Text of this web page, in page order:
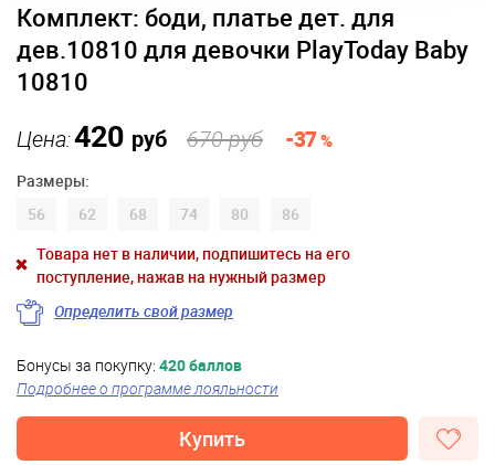
Комплект: боди, платье дет. для
дев.10810 для девочки PlayToday Baby
10810
Цена:420 руб 670 руб -37%
Размеры:
56
62 68 74 80
86
Товара нет в наличии, подпишитесь на его
поступление, нажав на нужный размер
Определить свой размер
Бонусы за покупку: 420 баллов
Подробнее о программе лояльности
Купить